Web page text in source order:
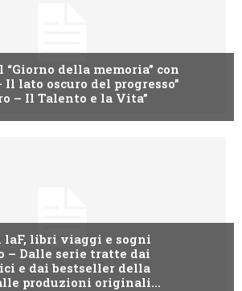
“Giorno della memoria” con
Il lato oscuro del progresso”
– Il Talento e la Vita”
laF, libri viaggi e sogni
– Dalle serie tratte dai
e dai bestseller della
produzioni originali...